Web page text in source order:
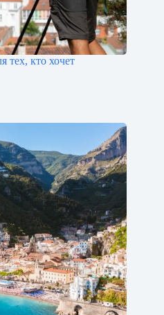
тех, кто хочет